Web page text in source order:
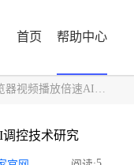
首页 帮助中心
频播放倍速AI调控技术研究
调控技术研究